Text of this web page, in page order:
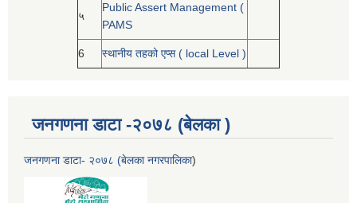
५
Public Assert Management (
PAMS
6 स्थानीय तहको एप्स ( local Level )
जनगणना डाटा -२०७८ (बेलका )
जनगणना डाटा- २०७८ (बेलका नगरपालिका)